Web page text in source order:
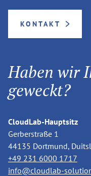
KONTAKT
Haben wir
geweckt?
CloudLab-Hauptsitz
Gerberstraße 1
44135 Dortmund,
+49 231 6000 1717
info@cloudlab-